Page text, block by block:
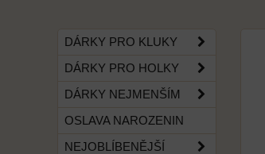
DÁRKY PRO KLUKY
DÁRKY PRO HOLKY
DÁRKY NEJMENŠÍM
OSLAVA NAROZENIN
NEJOBLÍBENĚJŠÍ